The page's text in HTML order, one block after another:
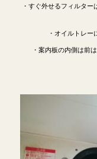
・すぐ外せるフィルタ
・オイルトレ
・案内板の内側は前